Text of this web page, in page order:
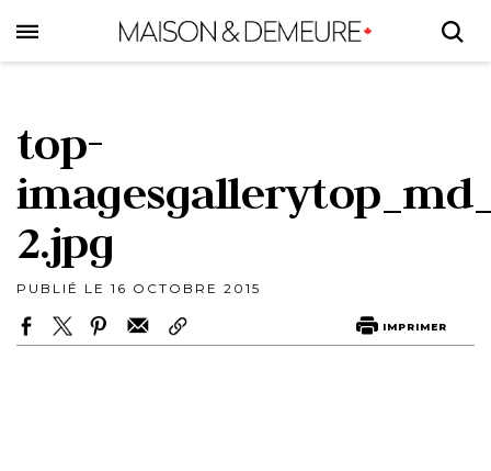
to
main
top-
2.jpg
PUBLIÉ LE 16 OCTOBRE 2015
IMPRIMER